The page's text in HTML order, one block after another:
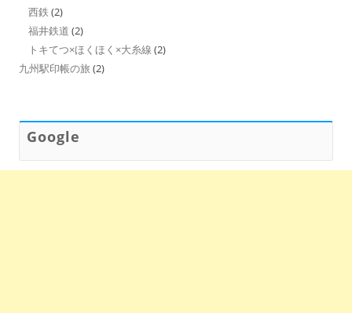
西鉄 (2)
福井鉄道 (2)
トキてつ×ほくほく×大糸線 (2)
九州駅印帳の旅 (2)
Google